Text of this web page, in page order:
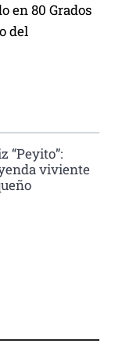
en 80 Grados
del
“Peyito”:
viviente